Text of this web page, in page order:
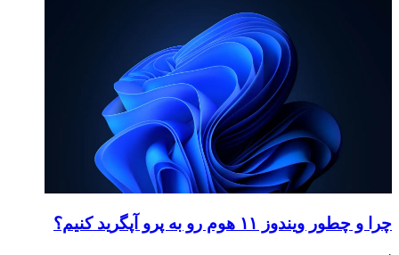
چرا و چطور ویندوز ۱۱ هوم رو به پرو آپگرید کنیم؟